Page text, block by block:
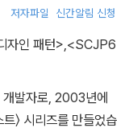
저자파일 신간알림 신청
자인 패턴> <SCJP6
개발자로, 2003년에
트〉 시리즈를 만들었습